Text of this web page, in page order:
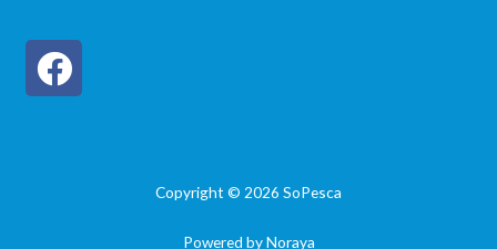
Copyright © 2026 SoPesca
Powered by Noraya